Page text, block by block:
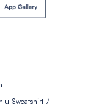
Sweatshirt /